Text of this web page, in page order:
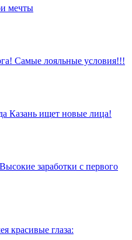
мечты
Самые лояльные условия!!!
Казань ищет новые лица!
заработки с первого
красивые глаза: